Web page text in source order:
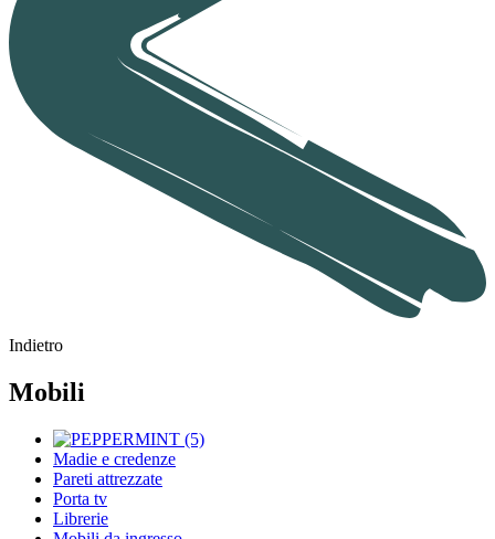
Indietro
Mobili
Madie e credenze
Pareti attrezzate
Porta tv
Librerie